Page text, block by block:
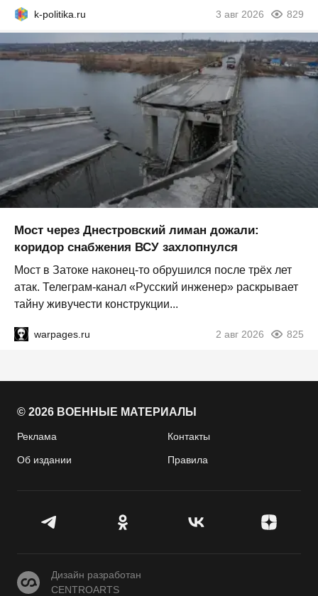
k-politika.ru 3 авг 2026 829
Мост через Днестровский лиман дожали:
коридор снабжения ВСУ захлопнулся
Мост в Затоке наконец-то обрушился после трёх лет
атак. Телеграм-канал «Русский инженер» раскрывает
тайну живучести конструкции...
warpages.ru 2 авг 2026 825
© 2026 ВОЕННЫЕ МАТЕРИАЛЫ
Реклама Контакты
Об издании Правила
CENTROARTS